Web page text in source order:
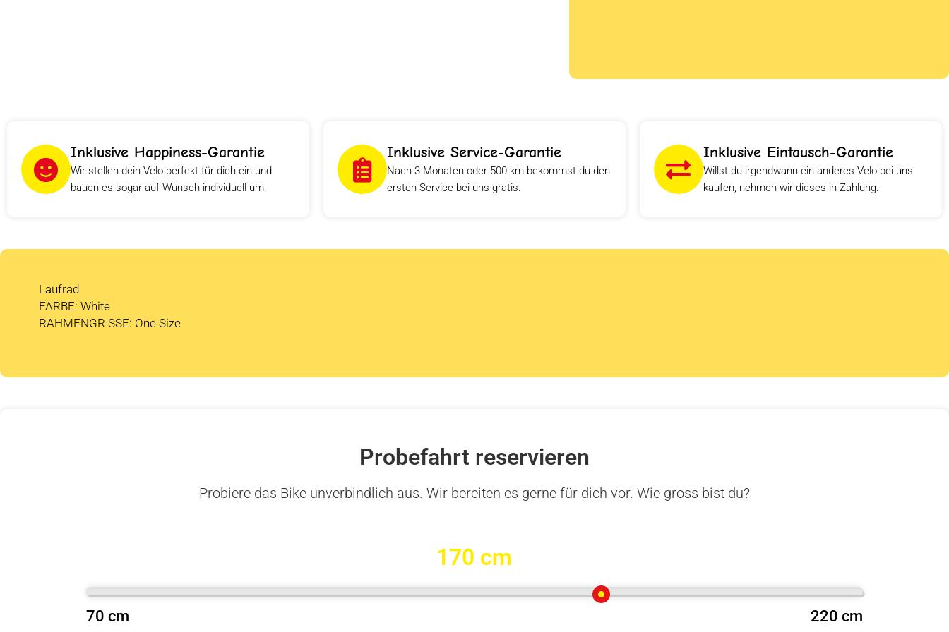
Inklusive Happiness-Garantie
Wir stellen dein Velo perfekt für dich ein und
bauen es sogar auf Wunsch individuell um.
Inklusive Service-Garantie
Nach 3 Monaten oder 500 km bekommst du den
ersten Service bei uns gratis.
Inklusive Eintausch-Garantie
Willst du irgendwann ein anderes Velo bei uns
kaufen, nehmen wir dieses in Zahlung.
Laufrad
FARBE: White
RAHMENGR SSE: One Size
Probefahrt reservieren
Probiere das Bike unverbindlich aus. Wir bereiten es gerne für dich vor. Wie gross bist du?
170 cm
70 cm 220 cm